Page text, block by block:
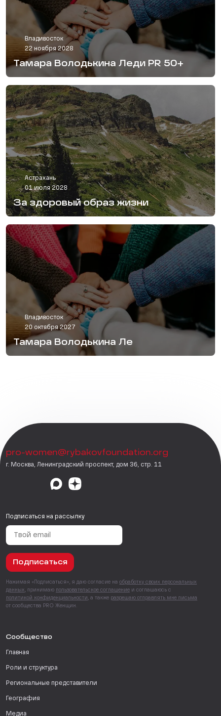
Владивосток
22 ноября 2028
Тамара Володькина Леди PR 50+
Астрахань
01 июля 2028
За здоровый образ жизни
Владивосток
20 октября 2027
Тамара Володькина Ле
pro-women@rybakovfoundation.org
г. Москва, Ленинградский проспект, дом 36, стр. 11
Подписаться на рассылку
Подписаться
Нажимая «Подписаться», я даю согласие на обработку своих персональных
данных , принимаю пользовательское соглашение и соглашаюсь с
политикой конфиденциальности , а также разрешаю отправлять мне письма
от сообщества PRO Женщин.
Сообщество
Главная
Роли и структура
Региональные представители
География
Медиа